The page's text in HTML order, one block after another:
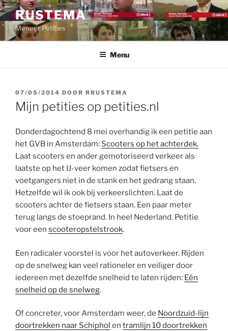
Ga
naar
inhoud
RUSTEMA
Meneer Petities
Menu
GEPLAATST
OP
07/05/2014 DOOR RRUSTEMA
Mijn petities op petities.nl
Donderdagochtend 8 mei overhandig ik een petitie aan
het GVB in Amsterdam: Scooters op het achterdek.
Laat scooters en ander gemotoriseerd verkeer als
laatste op het IJ-veer komen zodat fietsers en
voetgangers niet in de stank en het gedrang staan.
Hetzelfde wil ik ook bij verkeerslichten. Laat de
scooters achter de fietsers staan. Een paar meter
terug langs de stoeprand. In heel Nederland. Petitie
voor een scooteropstelstrook.
Een radicaler voorstel is voor het autoverkeer. Rijden
op de snelweg kan veel rationeler en veiliger door
iedereen met dezelfde snelheid te laten rijden: Eén
snelheid op de snelweg.
Of concreter, voor Amsterdam weer, de Noordzuid-lijn
doortrekken naar Schiphol en tramlijn 10 doortrekken